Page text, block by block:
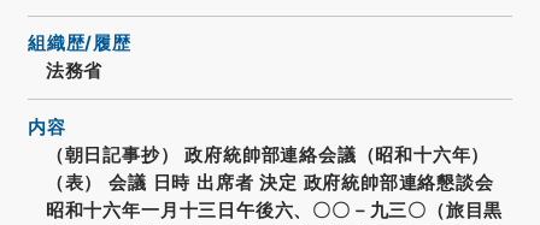
組織歴/履歴
法務省
内容
（朝日記事抄） 政府統帥部連絡会議（昭和十六年）
（表） 会議 日時 出席者 決定 政府統帥部連絡懇談会
昭和十六年一月十三日午後六、〇〇－九三〇（旅目黒